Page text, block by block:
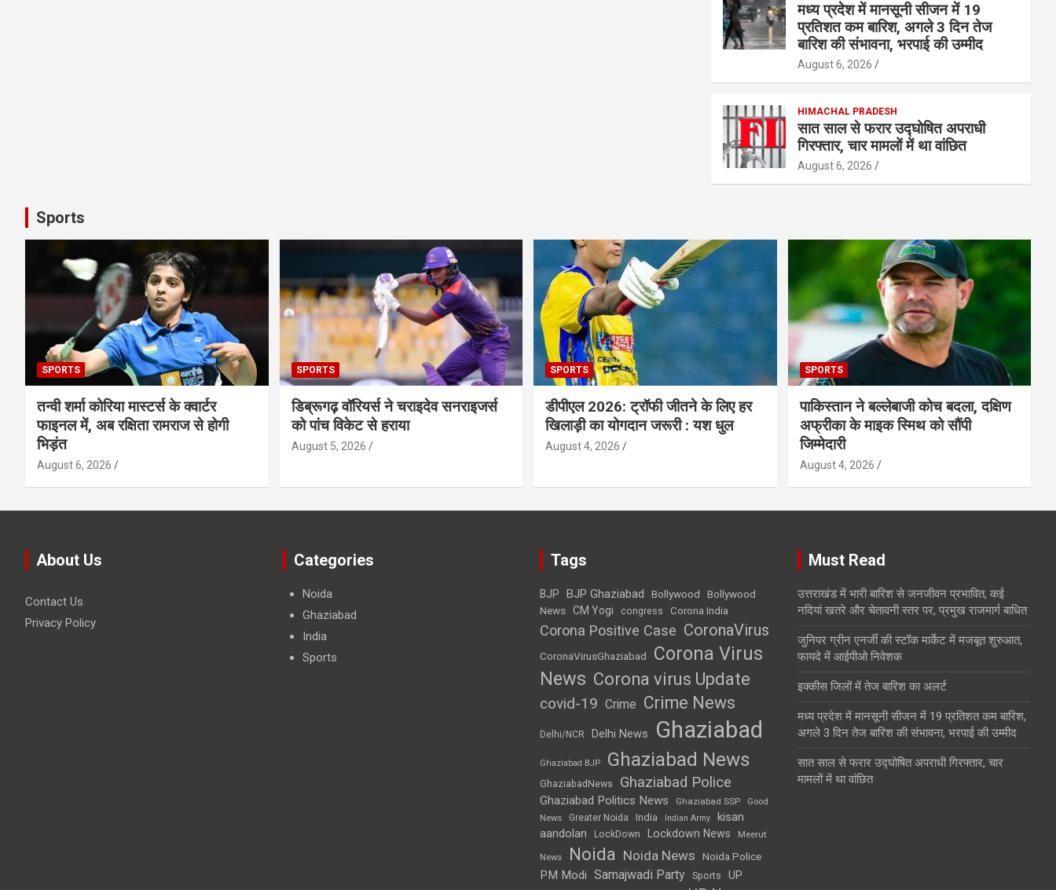
मध्य प्रदेश में मानसूनी सीजन में 19
प्रतिशत कम बारिश, अगले 3 दिन तेज
बारिश की संभावना, भरपाई की उम्मीद
August 6, 2026
HIMACHAL PRADESH
सात साल से फरार उद्घोषित अपराधी
गिरफ्तार, चार मामलों में था वांछित
August 6, 2026
Sports
SPORTS
तन्वी शर्मा कोरिया मास्टर्स के क्वार्टर
फाइनल में, अब रक्षिता रामराज से होगी
भिड़ंत
August 6, 2026
SPORTS
डिब्रूगढ़ वॉरियर्स ने चराइदेव सनराइजर्स
को पांच विकेट से हराया
August 5, 2026
SPORTS
डीपीएल 2026: ट्रॉफी जीतने के लिए हर
खिलाड़ी का योगदान जरूरी : यश धुल
August 4, 2026
SPORTS
पाकिस्तान ने बल्लेबाजी कोच बदला, दक्षिण
अफ्रीका के माइक स्मिथ को सौंपी
जिम्मेदारी
August 4, 2026
About Us
Contact Us
Privacy Policy
Categories
Noida
Ghaziabad
India
Sports
Tags
BJP BJP Ghaziabad Bollywood
Bollywood
News CM Yogi congress Corona India
Corona Positive Case CoronaVirus
CoronaVirusGhaziabad
Corona Virus
News Corona virus Update
covid-19 Crime Crime News
Delhi/NCR Delhi News Ghaziabad
Ghaziabad BJP Ghaziabad News
GhaziabadNews Ghaziabad Police
Ghaziabad Politics News Ghaziabad SSP
Good
News
Greater Noida India Indian Army
kisan
aandolan
LockDown Lockdown News Meerut
News Noida Noida News Noida Police
PM Modi Samajwadi Party Sports
UP
Must Read
उत्तराखंड में भारी बारिश से जनजीवन प्रभावित, कई
नदियां खतरे और चेतावनी स्तर पर, प्रमुख राजमार्ग बाधित
जुनिपर ग्रीन एनर्जी की स्टॉक मार्केट में मजबूत शुरुआत,
फायदे में आईपीओ निवेशक
इक्कीस जिलों में तेज बारिश का अलर्ट
मध्य प्रदेश में मानसूनी सीजन में 19 प्रतिशत कम बारिश,
अगले 3 दिन तेज बारिश की संभावना, भरपाई की उम्मीद
सात साल से फरार उद्घोषित अपराधी गिरफ्तार, चार
मामलों में था वांछित